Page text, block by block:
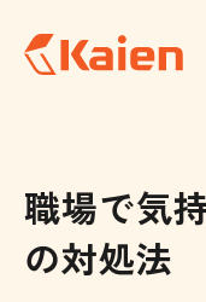
職場で気
の対処法